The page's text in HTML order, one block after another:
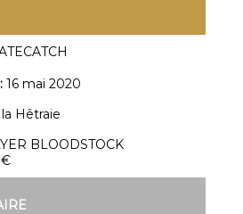
:16 mai 2020
Hêtraie
BLOODSTOCK